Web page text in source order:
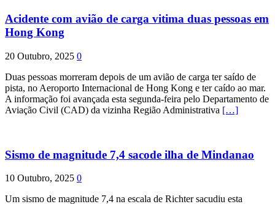
Acidente com avião de carga vitima duas pessoas em
Hong Kong
20 Outubro, 2025 0
Duas pessoas morreram depois de um avião de carga ter saído de
pista, no Aeroporto Internacional de Hong Kong e ter caído ao mar.
A informação foi avançada esta segunda-feira pelo Departamento de
Aviação Civil (CAD) da vizinha Região Administrativa […]
Sismo de magnitude 7,4 sacode ilha de Mindanao
10 Outubro, 2025 0
Um sismo de magnitude 7,4 na escala de Richter sacudiu esta